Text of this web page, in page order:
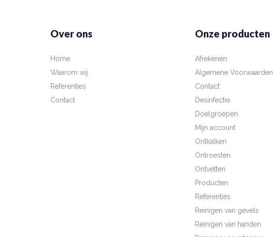
Over ons
Home
Waarom wij
Referenties
Contact
Onze producten
Afrekenen
Algemene Voorwaarden
Contact
Desinfectie
Doelgroepen
Mijn account
Ontkalken
Ontroesten
Ontvetten
Producten
Referenties
Reinigen van gevels
Reinigen van handen